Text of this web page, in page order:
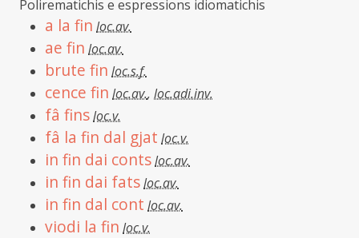
Polirematichis e espressions idiomatichis
a la fin loc.av.
ae fin loc.av.
brute fin loc.s.f.
cence fin loc.av., loc.adi.inv.
fâ finsloc.v.
fâ la fin dal gjat loc.v.
in fin dai contsloc.av.
in fin dai fatsloc.av.
in fin dal cont loc.av.
viodi la fin loc.v.